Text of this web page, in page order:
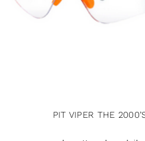
PIT VIPER THE